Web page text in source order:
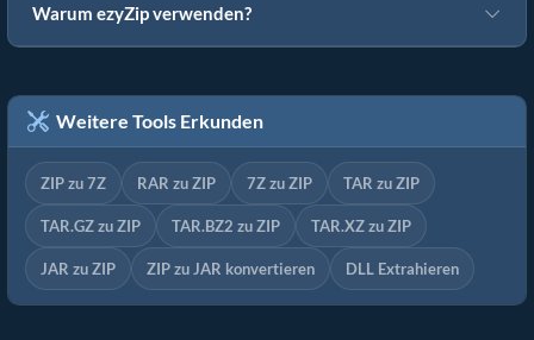
Warum ezyZip verwenden?
Weitere Tools Erkunden
ZIP zu 7Z RAR zu ZIP 7Z zu ZIP TAR zu ZIP
TAR.GZ zu ZIP TAR.BZ2 zu ZIP TAR.XZ zu ZIP
JAR zu ZIP ZIP zu JAR konvertieren DLL Extrahieren